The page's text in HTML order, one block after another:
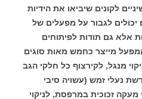
לקונים שיביאו את הידיות
לגבור על מפעלים של
אלא גם תודות לפיתוחים
מייצר כחמש מאות סוגים
מנגל, לקירצוף כל חלקי הגב
נעלי זמש (עשויה סיבי
מעקה זכוכית במרפסת, לניקוי